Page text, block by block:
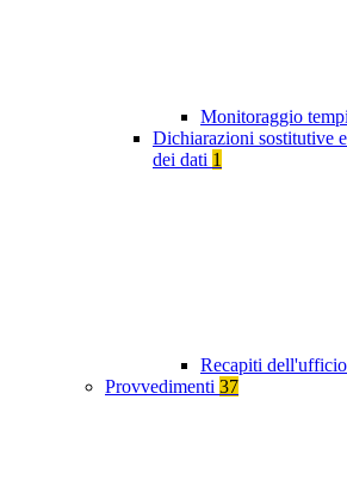
Monitoraggio
Dichiarazioni sostitutive
dei dati 1
Recapiti
Provvedimenti 37